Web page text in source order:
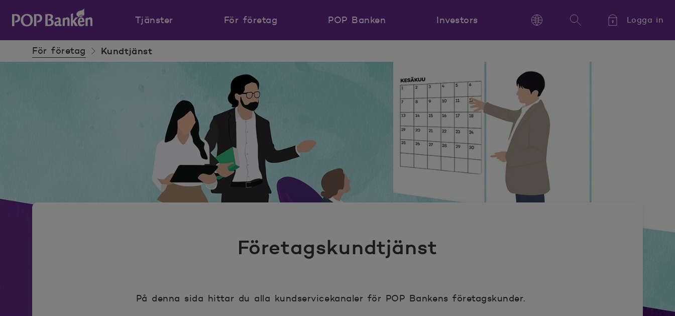
POP banken, till hemsidan
Tjänster För företag POP Banken
Investors
Kieli,
Language
Language Sök
Logga in
För företag Kundtjänst
Företagskundtjänst
På denna sida hittar du alla kundservicekanaler för POP Bankens företagskunder.